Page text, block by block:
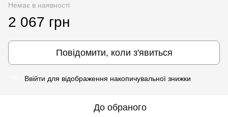
Немає в наявності
2 067 грн
Повідомити, коли з'явиться
Ввійти для відображення накопичувальної знижки
До обраного